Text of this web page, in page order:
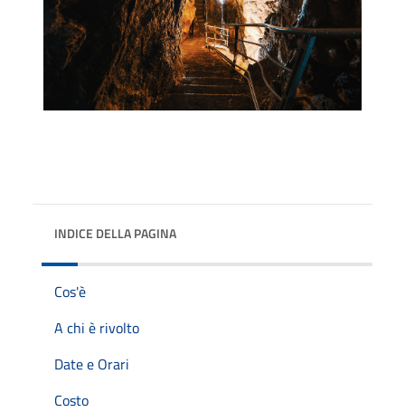
INDICE DELLA PAGINA
Cos'è
A chi è rivolto
Date e Orari
Costo